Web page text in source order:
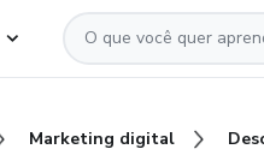
Marketing digital